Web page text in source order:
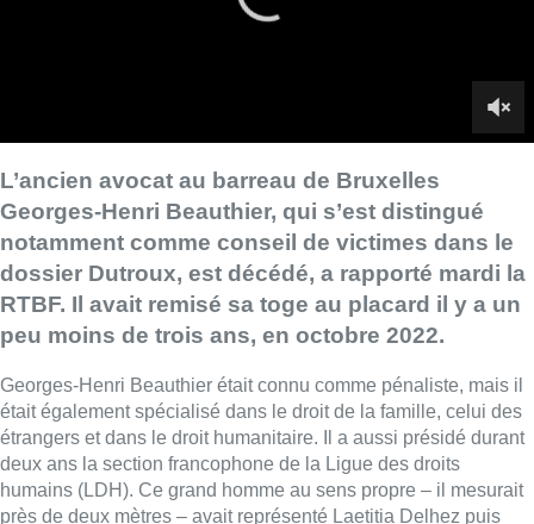
peu moins de trois ans, en octobre 2022.
étrangers et dans le droit humanitaire. Il a aussi présidé durant
deux ans la section francophone de la Ligue des droits
humains (LDH). Ce grand homme au sens propre – il mesurait
Jean-Denis Lejeune, père de Julie, dans le procès de Marc
Dutroux. Le décès du pénaliste survient trente ans jour pour
jour après la disparition de Julie et Mélissa. Avant cela, il avait
plaidé dans le procès des Tueurs du Brabant et dans celui du
drame du Heysel. Il a encore représenté les intérêts de
certaines victimes des attentats à Bruxelles avant d’être
succédé. Il avait plaidé sa dernière affaire en septembre 2022
devant le tribunal civil de Bruxelles.
► Revoir l’interview |Après 50 ans au barreau de Bruxelles,
Georges-Henri Beauthier range sa toge au placard